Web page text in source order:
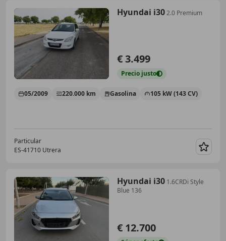
Hyundai i302.0 Premium
€ 3.499
Precio justo
05/2009 220.000 km Gasolina 105 kW (143 CV)
Particular
ES-41710 Utrera
Hyundai i30 1.6CRDi Style
Blue 136
€ 12.700